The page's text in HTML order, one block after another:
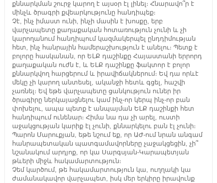
քննարկման շուրջ կարող է այսօր էլ լինել։ Հնարավո՞ր է
մինչև ծրագրի քվեարկությունը հանդիպեք։
Չէ, ինչ իմաստ ունի, ինչի մասին է խոսքը, երբ
վարչապետը քաղաքական հոտառություն չունի և չի
կարողանում հանդիպում կազմակերպել ընդդիմության
հետ, ինչ հանրային համերաշխություն է անելու։ Պետք է
բոլորը հասկանան, որ ԵԼՔ դաշինքը Հայաստանի երրորդ
քաղաքական ուժն է, և ԵԼՔ դաշինքը ֆակտոր է բոլոր
քննարկվող հարցերում և իրավիճակներում։ Եվ դա որևէ
մեկը չի կարող անտեսել, ականջի հետև գցել, հաշվի
չառնել։ Եվ եթե վարչապետը ցանկություն ուներ իր
ծրագիրը ներկայացնելու կամ ինչ-որ կերպ ինչ-որ բան
փոխելու, ապա պետք է անպայման ԵԼՔ դաշինքի հետ
հանդիպում ունենար։ Հիմա նա դա չի արել, ուստի
աջակցության կարիք էլ չունի, քննարկելու բան էլ չունի։
Պարոն Մարուքյան, եթե նշում եք, որ ԱԺ-ում նրան անգամ
հանրապետական պատգամավորները չաջակցեցին, չի՞
նշանակում արդյոք, որ կա Սարգսյան-Կարապետյան
թևերի միջև հակամարտություն։
Չեմ կարծում, թե հակամարտություն կա, ուղղակի կա
ժամանակավոր վարչապետ, իսկ մեր երկիրը իրավունք